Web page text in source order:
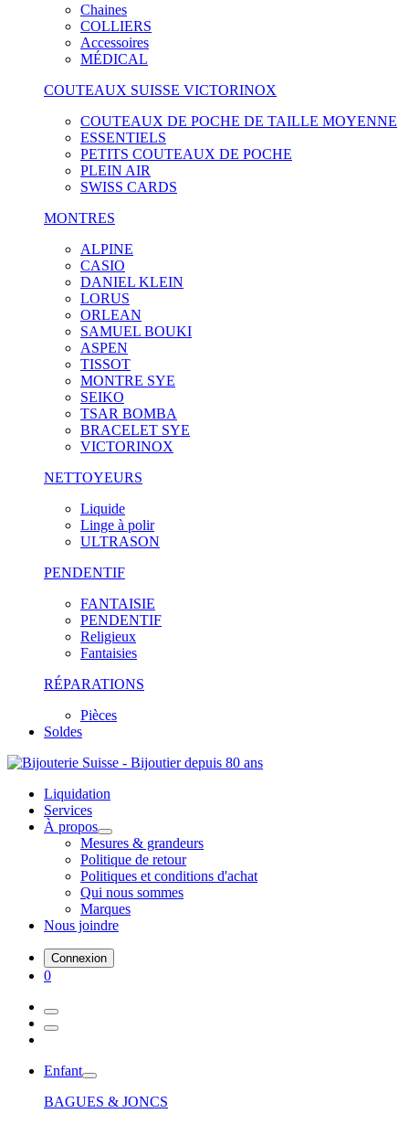
Chaines
COLLIERS
Accessoires
MÉDICAL
COUTEAUX SUISSE VICTORINOX
COUTEAUX DE POCHE DE TAILLE MOYENNE
ESSENTIELS
PETITS COUTEAUX DE POCHE
PLEIN AIR
SWISS CARDS
MONTRES
ALPINE
CASIO
DANIEL KLEIN
LORUS
ORLEAN
SAMUEL BOUKI
ASPEN
TISSOT
MONTRE SYE
SEIKO
TSAR BOMBA
BRACELET SYE
VICTORINOX
NETTOYEURS
Liquide
Linge à polir
ULTRASON
PENDENTIF
FANTAISIE
PENDENTIF
Religieux
Fantaisies
RÉPARATIONS
Pièces
Soldes
Liquidation
Services
À propos
Mesures & grandeurs
Politique de retour
Politiques et conditions d'achat
Qui nous sommes
Marques
Nous joindre
Connexion
0
Enfant
BAGUES & JONCS